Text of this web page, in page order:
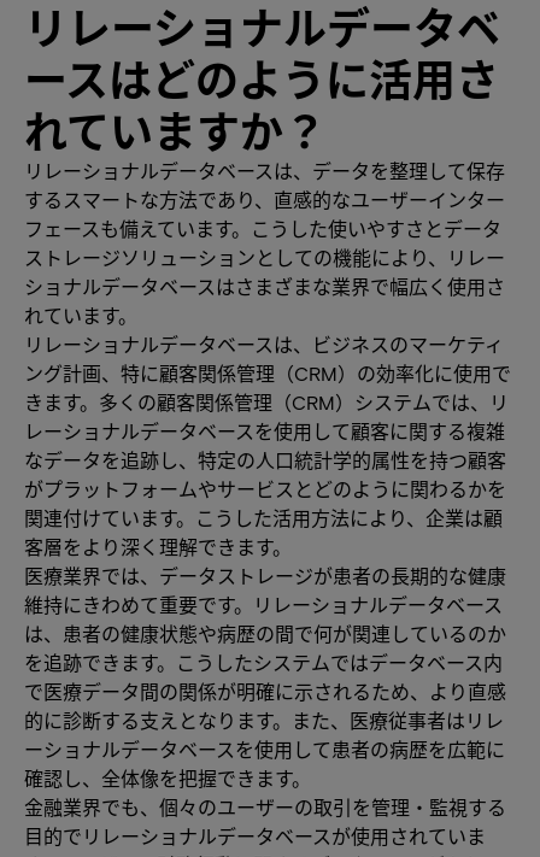
リレーショナルデータベ
ースはどのように活用さ
れていますか？
リレーショナルデータベースは、データを整理して保存
するスマートな方法であり、直感的なユーザーインター
フェースも備えています。こうした使いやすさとデータ
ストレージソリューションとしての機能により、リレー
ショナルデータベースはさまざまな業界で幅広く使用さ
れています。
リレーショナルデータベースは、ビジネスのマーケティ
ング計画、特に顧客関係管理（CRM）の効率化に使用で
きます。多くの顧客関係管理（CRM）システムでは、リ
レーショナルデータベースを使用して顧客に関する複雑
なデータを追跡し、特定の人口統計学的属性を持つ顧客
がプラットフォームやサービスとどのように関わるかを
関連付けています。こうした活用方法により、企業は顧
客層をより深く理解できます。
医療業界では、データストレージが患者の長期的な健康
維持にきわめて重要です。リレーショナルデータベース
は、患者の健康状態や病歴の間で何が関連しているのか
を追跡できます。こうしたシステムではデータベース内
で医療データ間の関係が明確に示されるため、より直感
的に診断する支えとなります。また、医療従事者はリレ
ーショナルデータベースを使用して患者の病歴を広範に
確認し、全体像を把握できます。
金融業界でも、個々のユーザーの取引を管理・監視する
目的でリレーショナルデータベースが使用されていま